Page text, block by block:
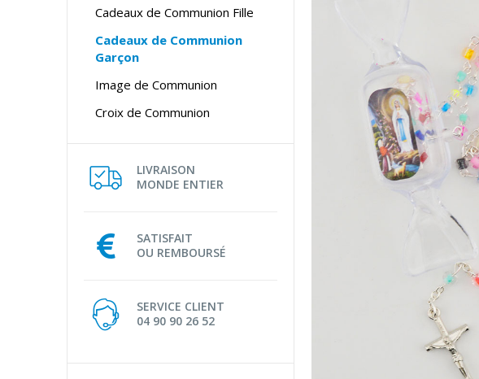
Cadeaux de Communion Fille
Cadeaux de Communion
Garçon
Image de Communion
Croix de Communion
LIVRAISON
MONDE ENTIER
SATISFAIT
OU REMBOURSÉ
SERVICE CLIENT
04 90 90 26 52